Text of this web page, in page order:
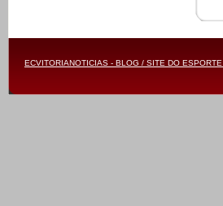
ECVITORIANOTICIAS - BLOG / SITE DO